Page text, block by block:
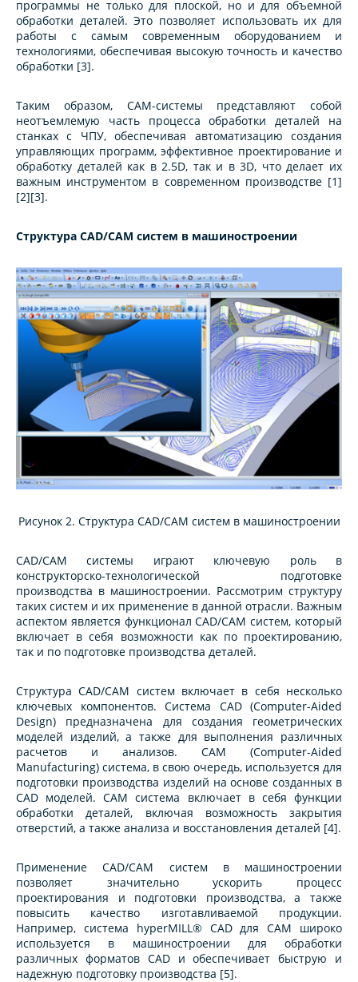
программы не только для плоской, но и для объемной
обработки деталей. Это позволяет использовать их для
работы с самым современным оборудованием и
технологиями, обеспечивая высокую точность и качество
обработки [3].
Таким образом, CAM-системы представляют собой
неотъемлемую часть процесса обработки деталей на
станках с ЧПУ, обеспечивая автоматизацию создания
управляющих программ, эффективное проектирование и
обработку деталей как в 2.5D, так и в 3D, что делает их
важным инструментом в современном производстве [1]
[2][3].
Структура CAD/CAM систем в машиностроении
Рисунок 2. Структура CAD/CAM систем в машиностроении
CAD/CAM системы играют ключевую роль в
конструкторско-технологической подготовке
производства в машиностроении. Рассмотрим структуру
таких систем и их применение в данной отрасли. Важным
аспектом является функционал CAD/CAM систем, который
включает в себя возможности как по проектированию,
так и по подготовке производства деталей.
Структура CAD/CAM систем включает в себя несколько
ключевых компонентов. Система CAD (Computer-Aided
Design) предназначена для создания геометрических
моделей изделий, а также для выполнения различных
расчетов и анализов. CAM (Computer-Aided
Manufacturing) система, в свою очередь, используется для
подготовки производства изделий на основе созданных в
CAD моделей. CAM система включает в себя функции
обработки деталей, включая возможность закрытия
отверстий, а также анализа и восстановления деталей [4].
Применение CAD/CAM систем в машиностроении
позволяет значительно ускорить процесс
проектирования и подготовки производства, а также
повысить качество изготавливаемой продукции.
Например, система hyperMILL® CAD для CAM широко
используется в машиностроении для обработки
различных форматов CAD и обеспечивает быструю и
надежную подготовку производства [5].